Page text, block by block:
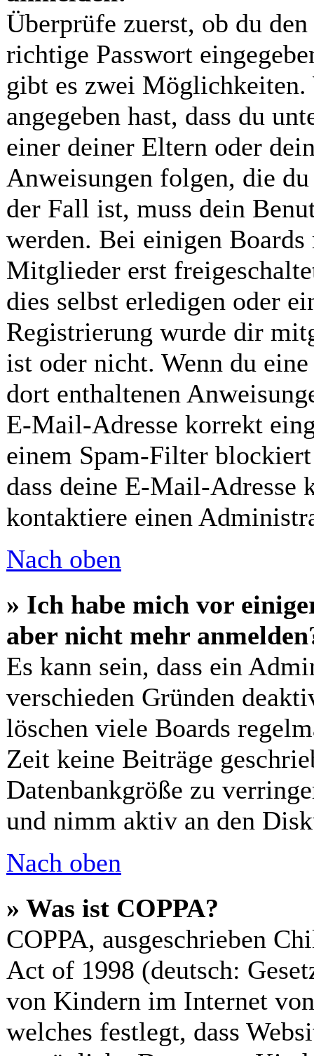
Überprüfe zuerst, ob du
richtige Passwort
gibt es zwei
angegeben hast, dass du
einer deiner Eltern oder
Anweisungen folgen, die
der Fall ist, muss dein
werden. Bei einigen Boards
Mitglieder erst
dies selbst erledigen oder
Registrierung wurde dir
ist oder nicht. Wenn du
dort enthaltenen
E-Mail-Adresse korrekt
einem Spam-Filter
dass deine E-Mail-Adresse
kontaktiere einen
Nach oben
» Ich habe mich vor
aber nicht mehr
Es kann sein, dass ein
verschieden Gründen
löschen viele Boards
Zeit keine Beiträge
Datenbankgröße zu
und nimm aktiv an den
Nach oben
» Was ist COPPA?
COPPA, ausgeschrieben
Act of 1998 (deutsch:
von Kindern im Internet
welches festlegt, dass